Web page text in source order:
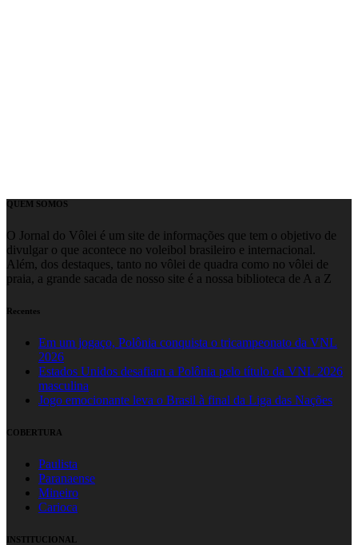
QUEM SOMOS
O Jornal do Vôlei é um site de informações que tem o objetivo de
divulgar o que acontece no voleibol brasileiro e internacional.
Além, dos destaques, tanto no vôlei de quadra como no vôlei de
praia, a grande sacada de nosso site é a nossa biblioteca de A a Z
Recentes
Em um jogaço, Polônia conquista o tricampeonato da VNL
2026
Estados Unidos desafiam a Polônia pelo título da VNL 2026
masculina
Jogo emocionante leva o Brasil à final da Liga das Nações
COBERTURA
Paulista
Paranaense
Mineiro
Carioca
INSTITUCIONAL